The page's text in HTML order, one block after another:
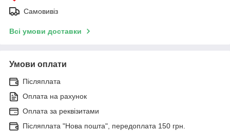
Самовивіз
Всі умови доставки
Умови оплати
Післяплата
Оплата на рахунок
Оплата за реквізитами
Післяплата "Нова пошта", передоплата 150 грн.